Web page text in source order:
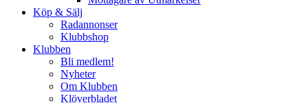
Köp & Sälj
Radannonser
Klubbshop
Klubben
Bli medlem!
Nyheter
Om Klubben
Klöverbladet